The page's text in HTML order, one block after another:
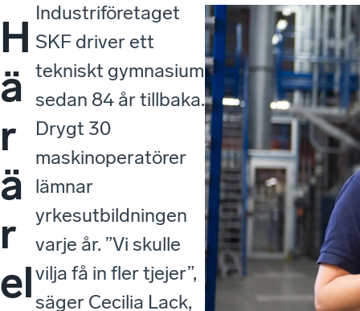
H
ä
r
ä
r
el
Industriföretaget
SKF driver ett
tekniskt gymnasium
sedan 84 år tillbaka.
Drygt 30
maskinoperatörer
lämnar
yrkesutbildningen
varje år. ”Vi skulle
vilja få in fler tjejer”,
säger Cecilia Lack,